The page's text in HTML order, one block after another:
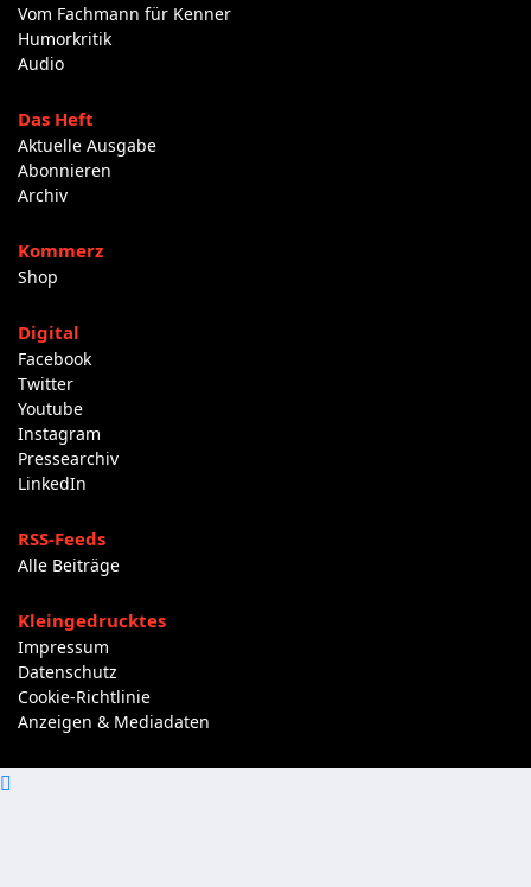
Vom Fachmann für Kenner
Humorkritik
Audio
Das Heft
Aktuelle Ausgabe
Abonnieren
Archiv
Kommerz
Shop
Digital
Facebook
Twitter
Youtube
Instagram
Pressearchiv
LinkedIn
RSS-Feeds
Alle Beiträge
Kleingedrucktes
Impressum
Datenschutz
Cookie-Richtlinie
Anzeigen & Mediadaten